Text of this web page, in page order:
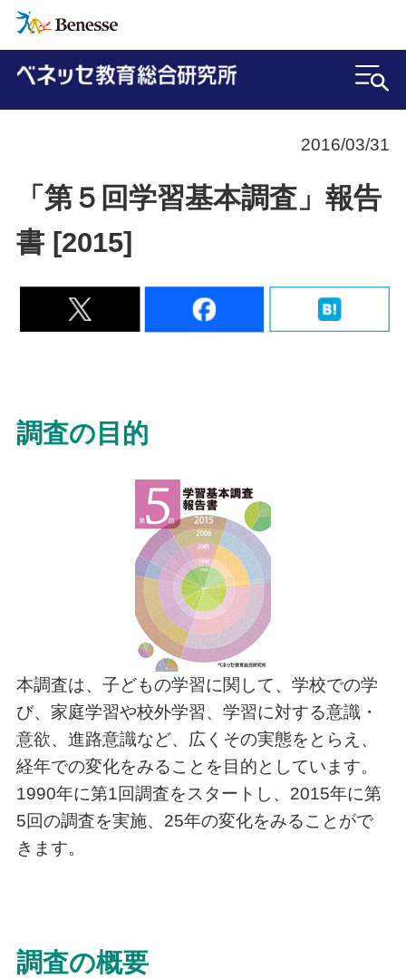
2016/03/31
「第５回学習基本調査」報告
書 [2015]
調査の目的
本調査は、子どもの学習に関して、学校での学
び、家庭学習や校外学習、学習に対する意識・
意欲、進路意識など、広くその実態をとらえ、
経年での変化をみることを目的としています。
1990年に第1回調査をスタートし、2015年に第
5回の調査を実施、25年の変化をみることがで
きます。
調査の概要